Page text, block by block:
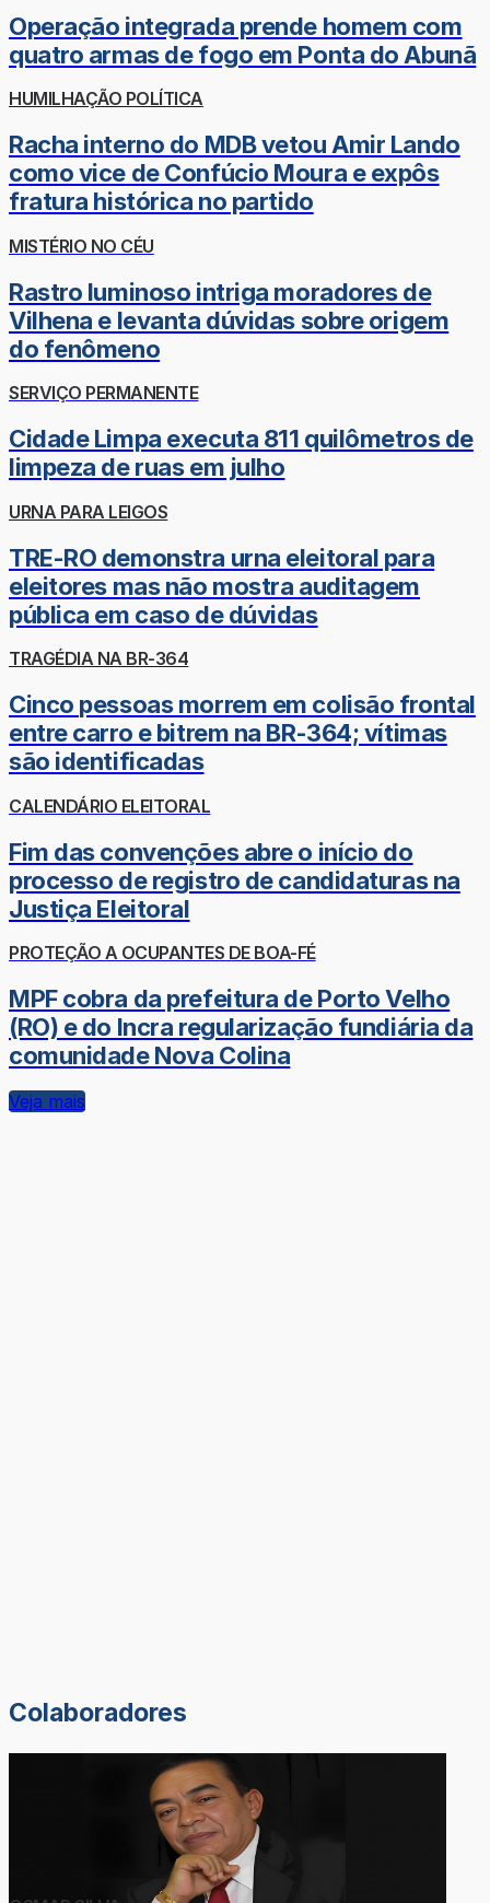
Operação integrada prende homem com
quatro armas de fogo em Ponta do Abunã
HUMILHAÇÃO POLÍTICA
Racha interno do MDB vetou Amir Lando
como vice de Confúcio Moura e expôs
fratura histórica no partido
MISTÉRIO NO CÉU
Rastro luminoso intriga moradores de
Vilhena e levanta dúvidas sobre origem
do fenômeno
SERVIÇO PERMANENTE
Cidade Limpa executa 811 quilômetros de
limpeza de ruas em julho
URNA PARA LEIGOS
TRE-RO demonstra urna eleitoral para
eleitores mas não mostra auditagem
pública em caso de dúvidas
TRAGÉDIA NA BR-364
Cinco pessoas morrem em colisão frontal
entre carro e bitrem na BR-364; vítimas
são identificadas
CALENDÁRIO ELEITORAL
Fim das convenções abre o início do
processo de registro de candidaturas na
Justiça Eleitoral
PROTEÇÃO A OCUPANTES DE BOA-FÉ
MPF cobra da prefeitura de Porto Velho
(RO) e do Incra regularização fundiária da
comunidade Nova Colina
Veja mais
Colaboradores